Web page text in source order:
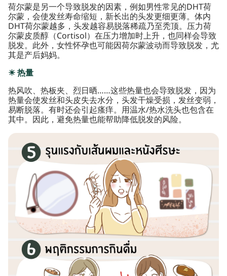
荷尔蒙是另一个导致脱发的因素，例如男性常见的DHT荷
尔蒙，会使发丝寿命缩短，新长出的头发更细更薄。体内
DHT荷尔蒙越多，头发越容易脱落稀疏乃至秃顶。压力荷
尔蒙皮质醇（Cortisol）在压力增加时上升，也同样会导致
脱发。此外，女性怀孕也可能因荷尔蒙波动而导致脱发，尤
其是产后妈妈。
☀ 热量
热风吹、热板夹、烈日晒……这些热量也会导致脱发，因为
热量会使发丝和头皮失去水分，头发干燥受损，发丝变弱，
易断脱落。有时还会引起瘙痒。用温水/热水洗头也包含在
其中。因此，避免热量也能帮助降低脱发的风险。